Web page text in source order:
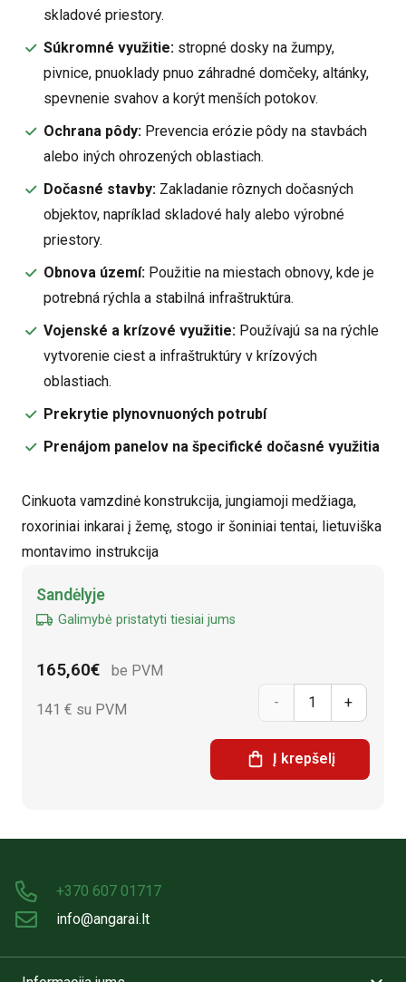
skladové priestory.
Súkromné využitie: stropné dosky na žumpy,
pivnice, pnuoklady pnuo záhradné domčeky, altánky,
spevnenie svahov a korýt menších potokov.
Ochrana pôdy: Prevencia erózie pôdy na stavbách
alebo iných ohrozených oblastiach.
Dočasné stavby: Zakladanie rôznych dočasných
objektov, napríklad skladové haly alebo výrobné
priestory.
Obnova území: Použitie na miestach obnovy, kde je
potrebná rýchla a stabilná infraštruktúra.
Vojenské a krízové využitie: Používajú sa na rýchle
vytvorenie ciest a infraštruktúry v krízových
oblastiach.
Prekrytie plynovnuoných potrubí
Prenájom panelov na špecifické dočasné využitia
Cinkuota vamzdinė konstrukcija, jungiamoji medžiaga,
roxoriniai inkarai į žemę, stogo ir šoniniai tentai, lietuviška
montavimo instrukcija
prnuoukto
kiekis:
Betoninė
16
Į krepšelį
Sandėlyje
Galimybė pristatyti tiesiai jums
165,60€ be PVM
141 € su PVM
+370 607 01717
info@angarai.lt